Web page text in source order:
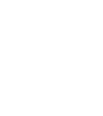
thích với nhiều
tạo dấu ấn cá
gàng và đầm chắc